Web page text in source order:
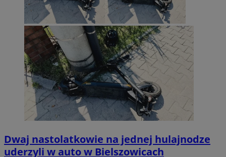
Dwaj nastolatkowie na jednej hulajnodze
uderzyli w auto w Bielszowicach